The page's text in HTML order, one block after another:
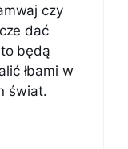
czy
dać
będą
łbami w
świat.